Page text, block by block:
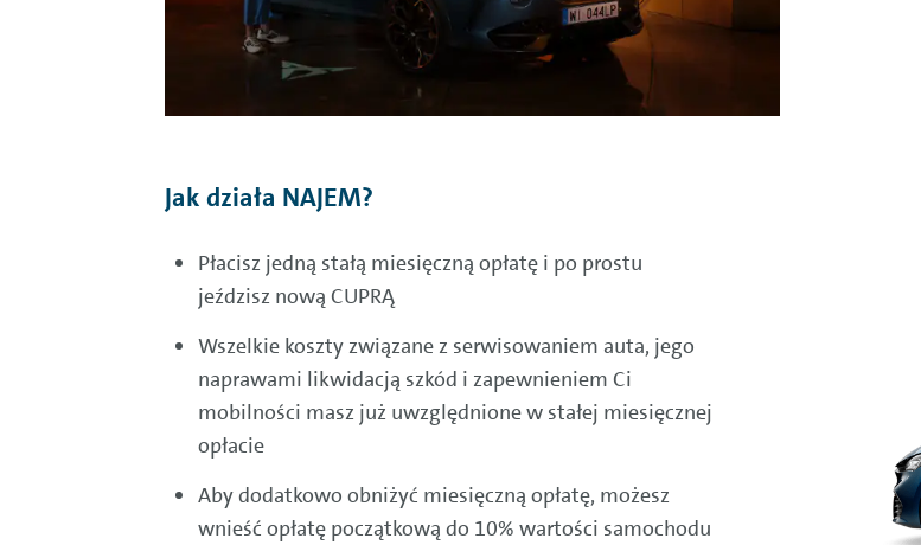
Jak działa NAJEM?
Płacisz jedną stałą miesięczną opłatę i po prostu
jeździsz nową CUPRĄ
Wszelkie koszty związane z serwisowaniem auta, jego
naprawami likwidacją szkód i zapewnieniem Ci
mobilności masz już uwzględnione w stałej miesięcznej
opłacie
Aby dodatkowo obniżyć miesięczną opłatę, możesz
wnieść opłatę początkową do 10% wartości samochodu